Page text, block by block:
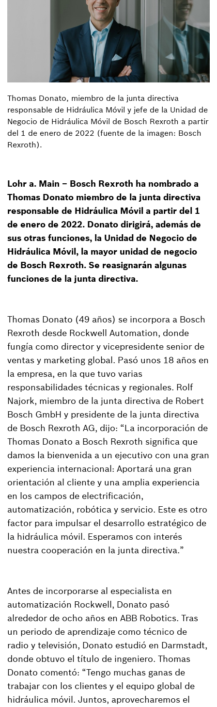
Thomas Donato, miembro de la junta directiva
responsable de Hidráulica Móvil y jefe de la Unidad de
Negocio de Hidráulica Móvil de Bosch Rexroth a partir
del 1 de enero de 2022 (fuente de la imagen: Bosch
Rexroth).
Lohr a. Main – Bosch Rexroth ha nombrado a
Thomas Donato miembro de la junta directiva
responsable de Hidráulica Móvil a partir del 1
de enero de 2022. Donato dirigirá, además de
sus otras funciones, la Unidad de Negocio de
Hidráulica Móvil, la mayor unidad de negocio
de Bosch Rexroth. Se reasignarán algunas
funciones de la junta directiva.
Thomas Donato (49 años) se incorpora a Bosch
Rexroth desde Rockwell Automation, donde
fungía como director y vicepresidente senior de
ventas y marketing global. Pasó unos 18 años en
la empresa, en la que tuvo varias
responsabilidades técnicas y regionales. Rolf
Najork, miembro de la junta directiva de Robert
Bosch GmbH y presidente de la junta directiva
de Bosch Rexroth AG, dijo: “La incorporación de
Thomas Donato a Bosch Rexroth significa que
damos la bienvenida a un ejecutivo con una gran
experiencia internacional: Aportará una gran
orientación al cliente y una amplia experiencia
en los campos de electrificación,
automatización, robótica y servicio. Este es otro
factor para impulsar el desarrollo estratégico de
la hidráulica móvil. Esperamos con interés
nuestra cooperación en la junta directiva.”
Antes de incorporarse al especialista en
automatización Rockwell, Donato pasó
alrededor de ocho años en ABB Robotics. Tras
un periodo de aprendizaje como técnico de
radio y televisión, Donato estudió en Darmstadt,
donde obtuvo el título de ingeniero. Thomas
Donato comentó: “Tengo muchas ganas de
trabajar con los clientes y el equipo global de
hidráulica móvil. Juntos, aprovecharemos el